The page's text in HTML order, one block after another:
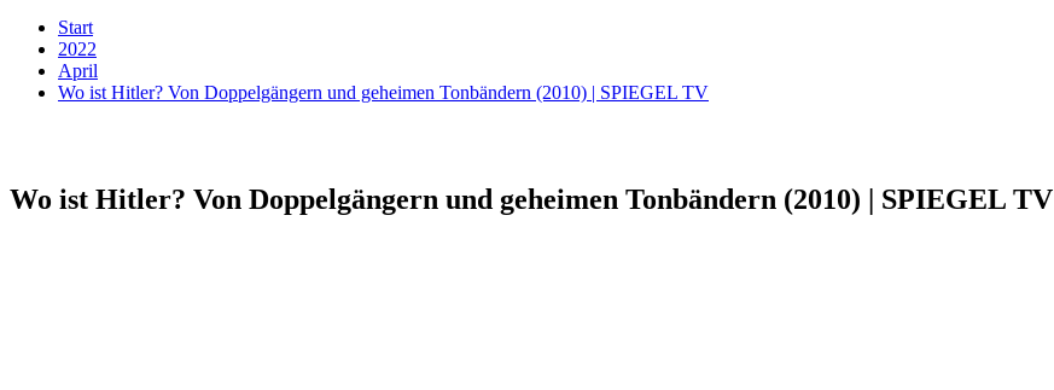
Start
2022
April
Wo ist Hitler? Von Doppelgängern und geheimen Tonbändern (2010) | SPIEGEL TV
Wo ist Hitler? Von Doppelgängern und geheimen Tonbändern (2010) | SPIEGEL TV